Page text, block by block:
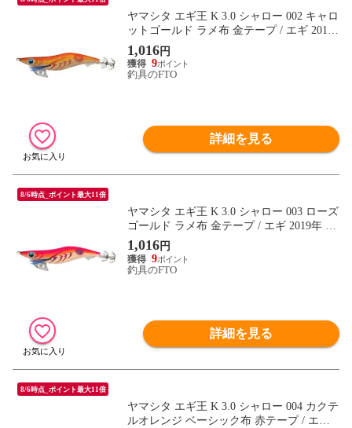
ヤマシタ エギ王 K 3.0 シャロー 002 キャロ
ットゴールド ラメ布 金テープ / エギ 2019
年 新製品 エギング 定番 アオリイカ
1,016円
9
釣具のFTO
詳細を見る
8/6時点_ポイント最大11倍
ヤマシタ エギ王 K 3.0 シャロー 003 ローズ
ゴールド ラメ布 金テープ / エギ 2019年 新
製品 エギング 定番 アオリイカ
1,016円
9
釣具のFTO
詳細を見る
8/6時点_ポイント最大11倍
ヤマシタ エギ王 K 3.0 シャロー 004 カクテ
ルオレンジ ベーシック布 赤テープ / エギ 2